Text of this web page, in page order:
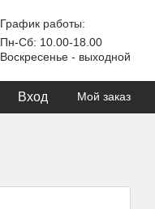
График работы:
Пн-Сб: 10.00-18.00
Воскресенье - выходной
Вход Мой заказ